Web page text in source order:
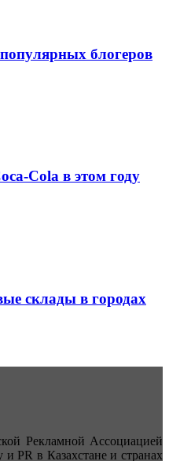
блогеров
Cola в этом году
склады в городах
Рекламной Ассоциацией
PR в Казахстане и странах